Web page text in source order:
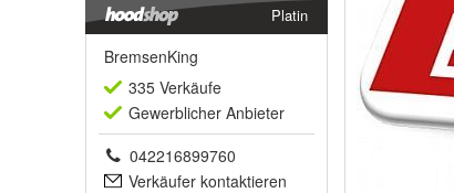
Platin
BremsenKing
335 Verkäufe
Gewerblicher Anbieter
042216899760
Verkäufer kontaktieren